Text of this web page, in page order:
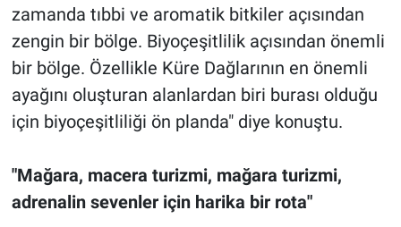
zamanda tıbbi ve aromatik bitkiler açısından
zengin bir bölge. Biyoçeşitlilik açısından önemli
bir bölge. Özellikle Küre Dağlarının en önemli
ayağını oluşturan alanlardan biri burası olduğu
için biyoçeşitliliği ön planda" diye konuştu.
"Mağara, macera turizmi, mağara turizmi,
adrenalin sevenler için harika bir rota"